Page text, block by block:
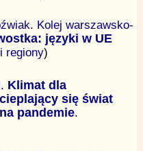
. Kolej warszawsko-
języki w UE
regiony)
. Klimat dla
się świat
pandemie.